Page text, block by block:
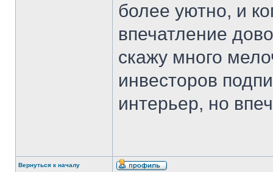
более уютно, и
впечатление
скажу много
инвесторов
интерьер, но
Вернуться к началу